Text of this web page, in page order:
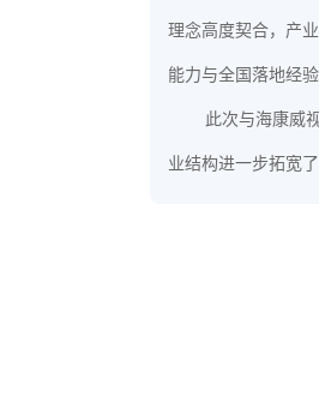
理念高度契合，产
能力与全国落地经
此次与海康威
业结构进一步拓宽